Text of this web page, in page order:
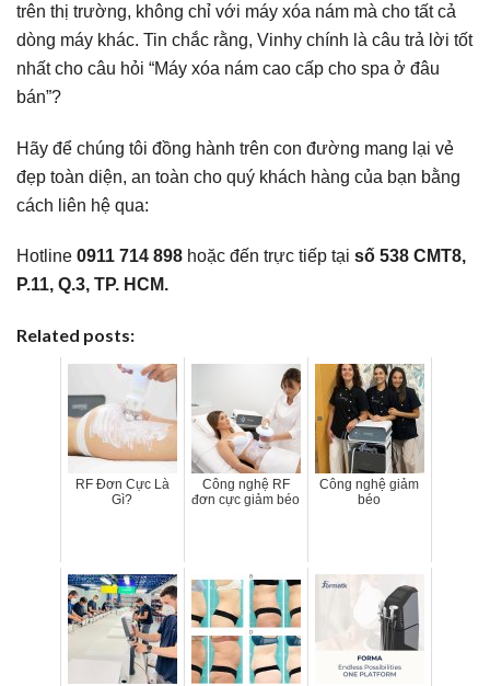
trên thị trường, không chỉ với máy xóa nám mà cho tất cả
dòng máy khác. Tin chắc rằng, Vinhy chính là câu trả lời tốt
nhất cho câu hỏi “Máy xóa nám cao cấp cho spa ở đâu
bán”?
Hãy để chúng tôi đồng hành trên con đường mang lại vẻ
đẹp toàn diện, an toàn cho quý khách hàng của bạn bằng
cách liên hệ qua:
Hotline 0911 714 898 hoặc đến trực tiếp tại số 538 CMT8,
P.11, Q.3, TP. HCM.
Related posts:
RF Đơn Cực Là
Gì?
Công nghệ RF
đơn cực giảm béo
Công nghệ giảm
béo